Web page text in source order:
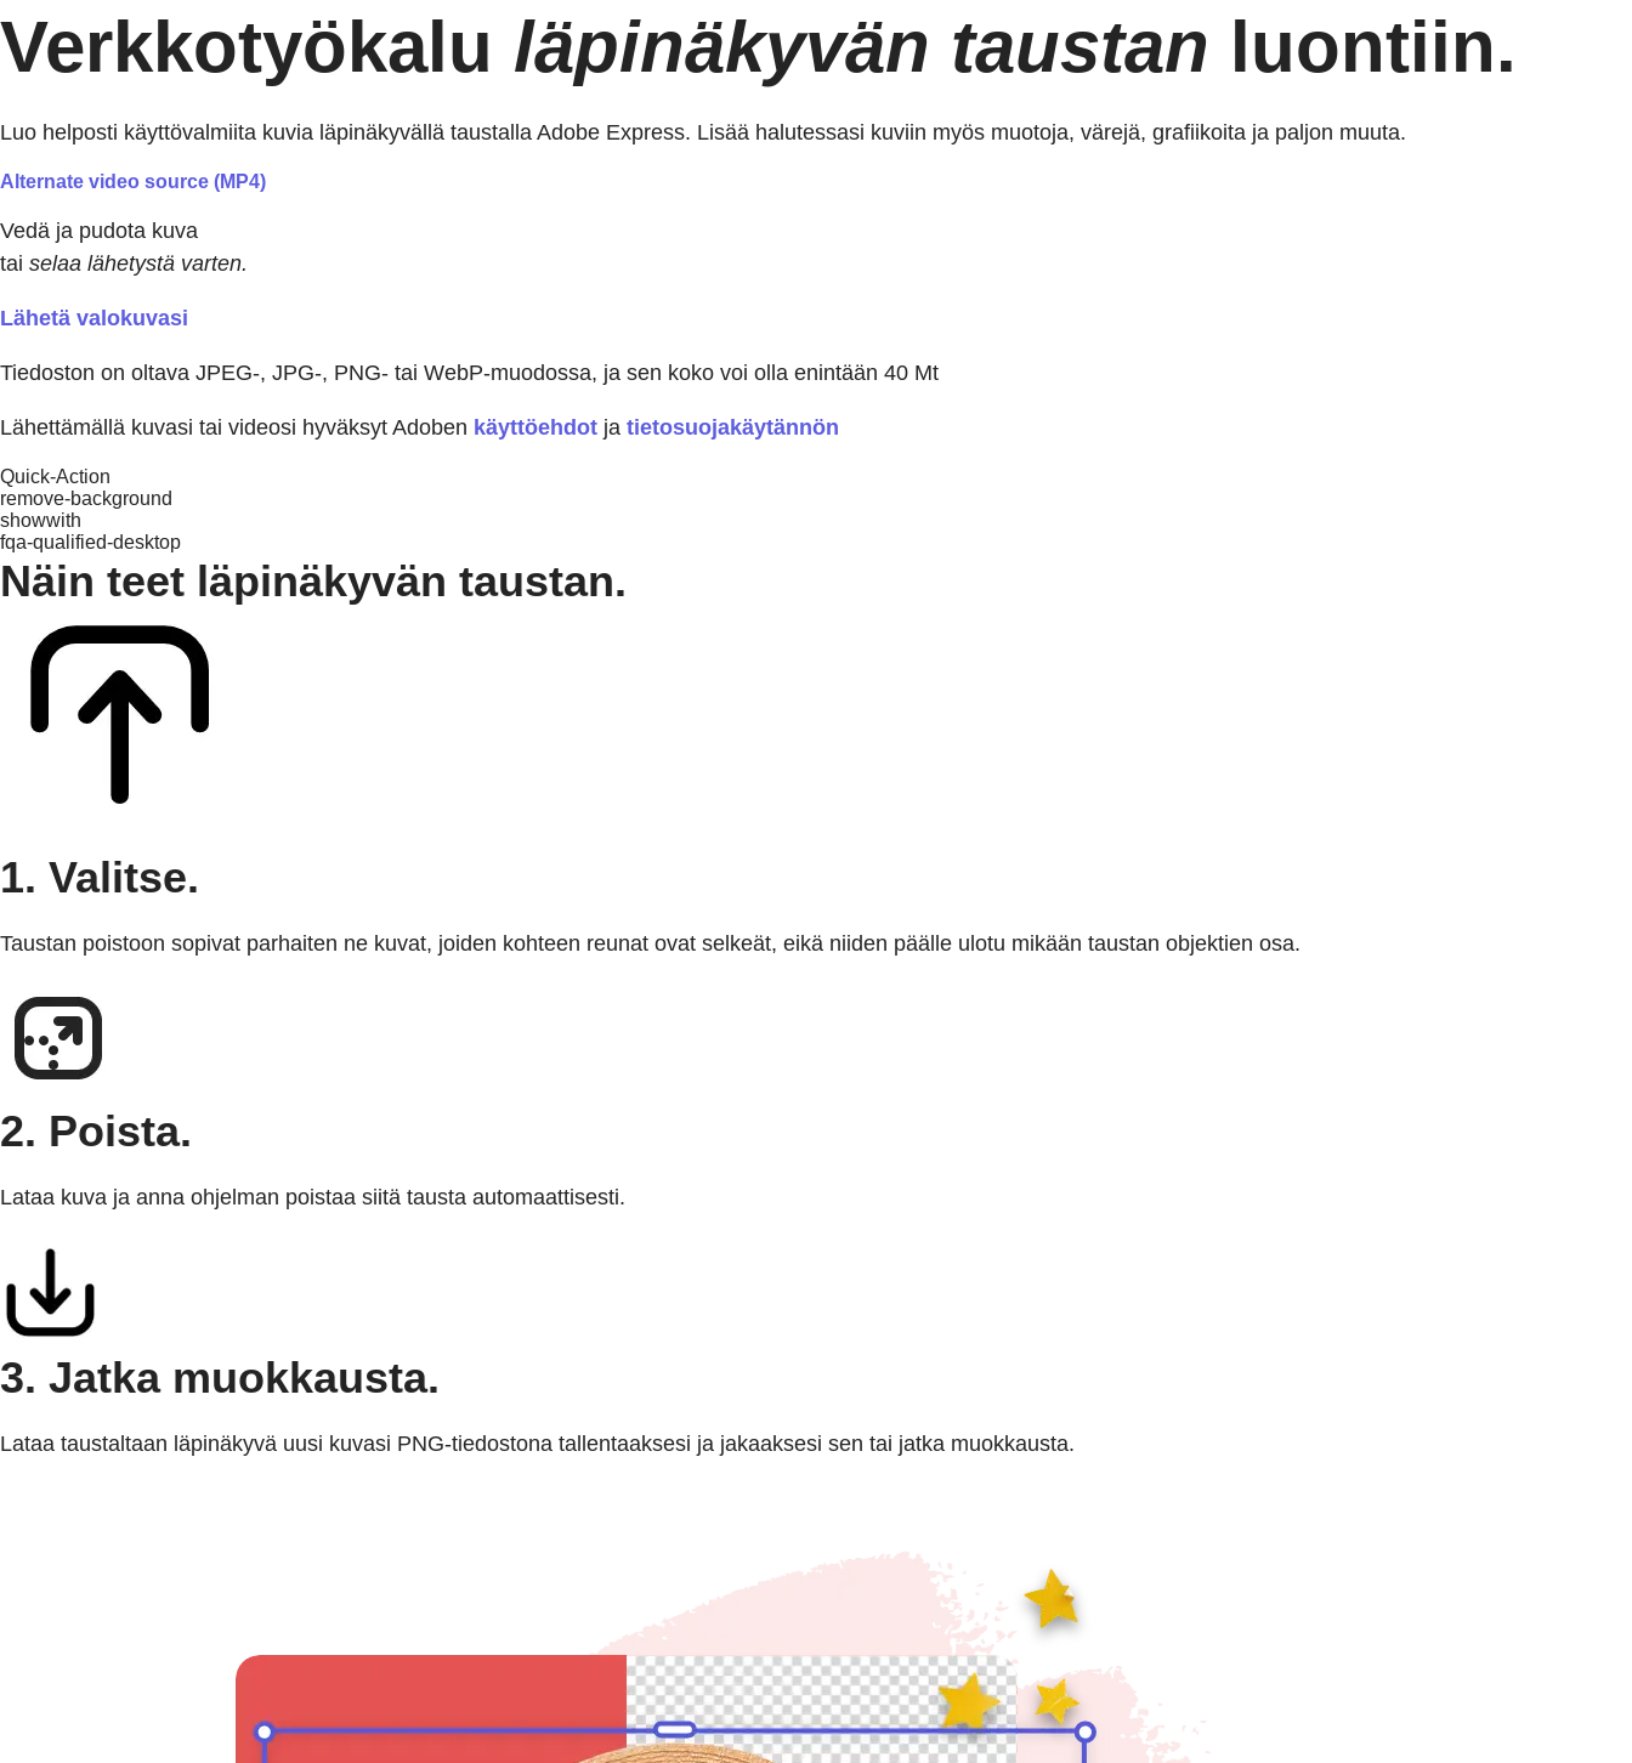
Verkkotyökalu läpinäkyvän taustan luontiin.
Luo helposti käyttövalmiita kuvia läpinäkyvällä taustalla Adobe Express. Lisää halutessasi kuviin myös muotoja, värejä, grafiikoita ja paljon muuta.
Alternate video source (MP4)
Vedä ja pudota kuva
tai selaa lähetystä varten.
Lähetä valokuvasi
Tiedoston on oltava JPEG-, JPG-, PNG- tai WebP-muodossa, ja sen koko voi olla enintään 40 Mt
Lähettämällä kuvasi tai videosi hyväksyt Adoben käyttöehdot ja tietosuojakäytännön
Quick-Action
remove-background
showwith
fqa-qualified-desktop
Näin teet läpinäkyvän taustan.
1. Valitse.
Taustan poistoon sopivat parhaiten ne kuvat, joiden kohteen reunat ovat selkeät, eikä niiden päälle ulotu mikään taustan objektien osa.
2. Poista.
Lataa kuva ja anna ohjelman poistaa siitä tausta automaattisesti.
3. Jatka muokkausta.
Lataa taustaltaan läpinäkyvä uusi kuvasi PNG-tiedostona tallentaaksesi ja jakaaksesi sen tai jatka muokkausta.